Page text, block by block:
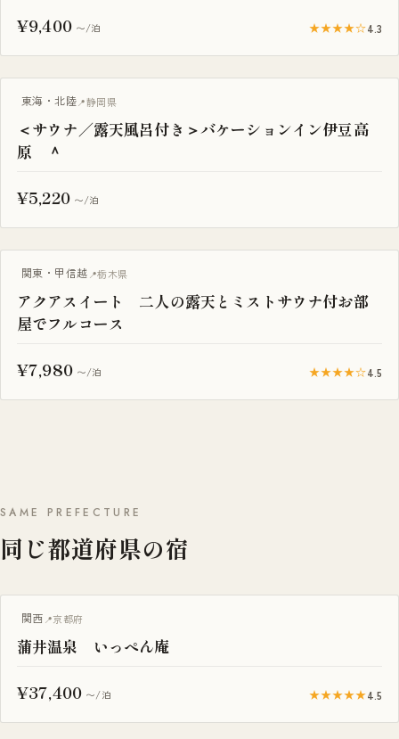
¥9,400 〜/泊 ★★★★☆4.3
サウナ付き
東海・北陸 静岡県
＜サウナ／露天風呂付き＞バケーションイン伊豆高
原 ＾
¥5,220 〜/泊
サウナ付き
関東・甲信越 栃木県
アクアスイート 二人の露天とミストサウナ付お部
屋でフルコース
¥7,980 〜/泊 ★★★★☆4.5
SAME PREFECTURE
同じ都道府県の宿
関西 京都府
蒲井温泉 いっぺん庵
¥37,400 〜/泊 ★★★★★4.5